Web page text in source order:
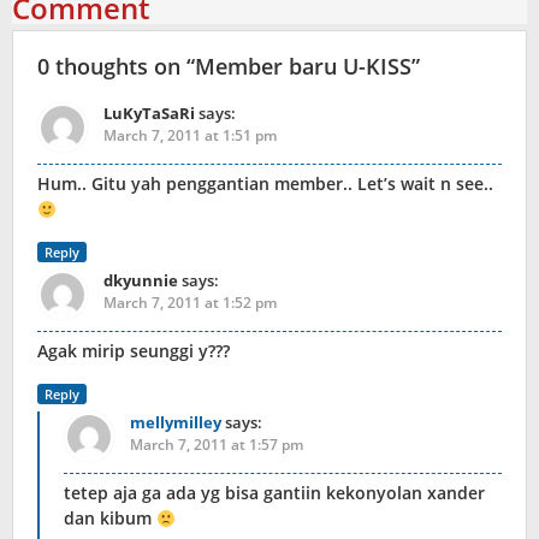
Comment
0 thoughts on “Member baru U-KISS”
LuKyTaSaRi says:
March 7, 2011 at 1:51 pm
Hum.. Gitu yah penggantian member.. Let’s wait n see..
Reply
dkyunniesays:
March 7, 2011 at 1:52 pm
Agak mirip seunggi y???
Reply
mellymilleysays:
March 7, 2011 at 1:57 pm
tetep aja ga ada yg bisa gantiin kekonyolan xander
dan kibum